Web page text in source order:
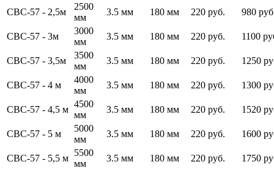
СВС-57 - 2,5м
2500
мм
3.5 мм 180 мм 220 руб. 980
СВС-57 - 3м
3000
мм
3.5 мм 180 мм 220 руб. 1100
СВС-57 - 3,5м
3500
мм
3.5 мм 180 мм 220 руб. 1250
СВС-57 - 4 м
4000
мм
3.5 мм 180 мм 220 руб. 1300
СВС-57 - 4,5 м
4500
мм
3.5 мм 180 мм 220 руб. 1520
СВС-57 - 5 м
5000
мм
3.5 мм 180 мм 220 руб. 1600
СВС-57 - 5,5 м
5500
мм
3.5 мм 180 мм 220 руб. 1750